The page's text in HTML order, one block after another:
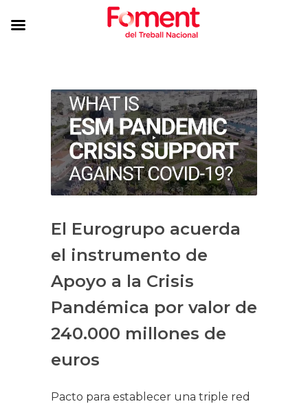
El Eurogrupo acuerda
el instrumento de
Apoyo a la Crisis
Pandémica por valor de
240.000 millones de
euros
Pacto para establecer una triple red